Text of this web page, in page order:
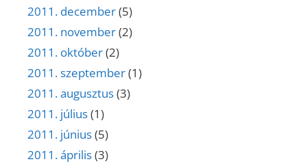
2011. december(5)
2011. november(2)
2011. október(2)
2011. szeptember(1)
2011. augusztus(3)
2011. július(1)
2011. június(5)
2011. április(3)